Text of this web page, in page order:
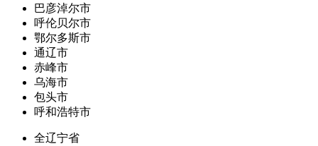
巴彦淖尔市
呼伦贝尔市
鄂尔多斯市
通辽市
赤峰市
乌海市
包头市
呼和浩特市
全辽宁省